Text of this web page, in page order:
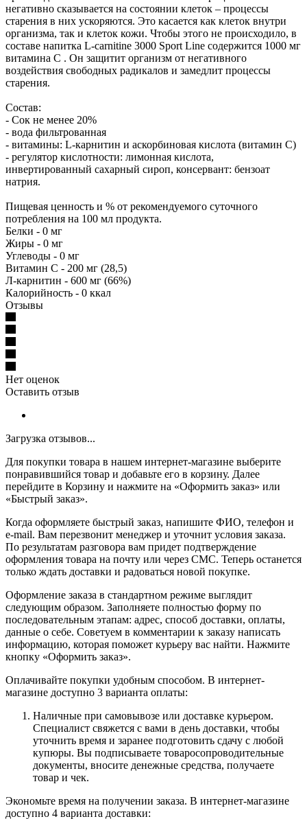
негативно сказывается на состоянии клеток – процессы
старения в них ускоряются. Это касается как клеток внутри
организма, так и клеток кожи. Чтобы этого не происходило, в
составе напитка L-carnitine 3000 Sport Line содержится 1000 мг
витамина С . Он защитит организм от негативного
воздействия свободных радикалов и замедлит процессы
старения.
Состав:
- Сок не менее 20%
- вода фильтрованная
- витамины: L-карнитин и аскорбиновая кислота (витамин С)
- регулятор кислотности: лимонная кислота,
инвертированный сахарный сироп, консервант: бензоат
натрия.
Пищевая ценность и % от рекомендуемого суточного
потребления на 100 мл продукта.
Белки - 0 мг
Жиры - 0 мг
Углеводы - 0 мг
Витамин С - 200 мг (28,5)
Л-карнитин - 600 мг (66%)
Калорийность - 0 ккал
Отзывы
Нет оценок
Оставить отзыв
Загрузка отзывов...
Для покупки товара в нашем интернет-магазине выберите
понравившийся товар и добавьте его в корзину. Далее
перейдите в Корзину и нажмите на «Оформить заказ» или
«Быстрый заказ».
Когда оформляете быстрый заказ, напишите ФИО, телефон и
e-mail. Вам перезвонит менеджер и уточнит условия заказа.
По результатам разговора вам придет подтверждение
оформления товара на почту или через СМС. Теперь останется
только ждать доставки и радоваться новой покупке.
Оформление заказа в стандартном режиме выглядит
следующим образом. Заполняете полностью форму по
последовательным этапам: адрес, способ доставки, оплаты,
данные о себе. Советуем в комментарии к заказу написать
информацию, которая поможет курьеру вас найти. Нажмите
кнопку «Оформить заказ».
Оплачивайте покупки удобным способом. В интернет-
магазине доступно 3 варианта оплаты:
Наличные при самовывозе или доставке курьером.
Специалист свяжется с вами в день доставки, чтобы
уточнить время и заранее подготовить сдачу с любой
купюры. Вы подписываете товаросопроводительные
документы, вносите денежные средства, получаете
товар и чек.
Экономьте время на получении заказа. В интернет-магазине
доступно 4 варианта доставки: